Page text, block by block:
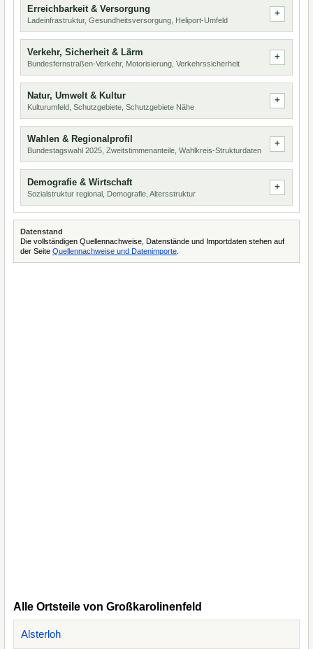
Erreichbarkeit & Versorgung
Ladeinfrastruktur, Gesundheitsversorgung, Heliport-Umfeld
Verkehr, Sicherheit & Lärm
Bundesfernstraßen-Verkehr, Motorisierung, Verkehrssicherheit
Natur, Umwelt & Kultur
Kulturumfeld, Schutzgebiete, Schutzgebiete Nähe
Wahlen & Regionalprofil
Bundestagswahl 2025, Zweitstimmenanteile, Wahlkreis-Strukturdaten
Demografie & Wirtschaft
Sozialstruktur regional, Demografie, Altersstruktur
Datenstand
Die vollständigen Quellennachweise, Datenstände und Importdaten stehen auf
der Seite Quellennachweise und Datenimporte
Alle Ortsteile von Großkarolinenfeld
Alsterloh